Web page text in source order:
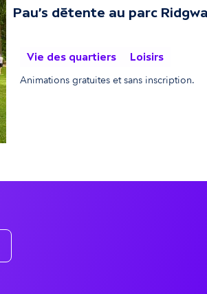
Pau's détente au parc
Vie des quartiers Loisirs
Animations gratuites et sans inscription.